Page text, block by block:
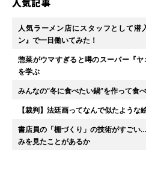
人気ラーメン店にスタッフとして潜
ン』で一日働いてみた！
惣菜がウマすぎると噂のスーパー『
を学ぶ
みんなの“冬に食べたい鍋”を作って食
【裁判】法廷画ってなんで似たような
書店員の「棚づくり」の技術がすごい
みを見たことがあるか